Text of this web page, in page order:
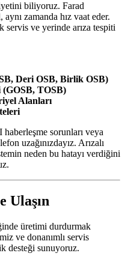
biliyoruz. Farad
zamanda hız vaat eder.
ve yerinde arıza tespiti
Deri OSB, Birlik OSB)
(GOSB, TOSB)
Alanları
sorunları veya
uzağınızdayız. Arızalı
neden bu hatayı verdiğini
Ulaşın
üretimi durdurmak
ve donanımlı servis
desteği sunuyoruz.